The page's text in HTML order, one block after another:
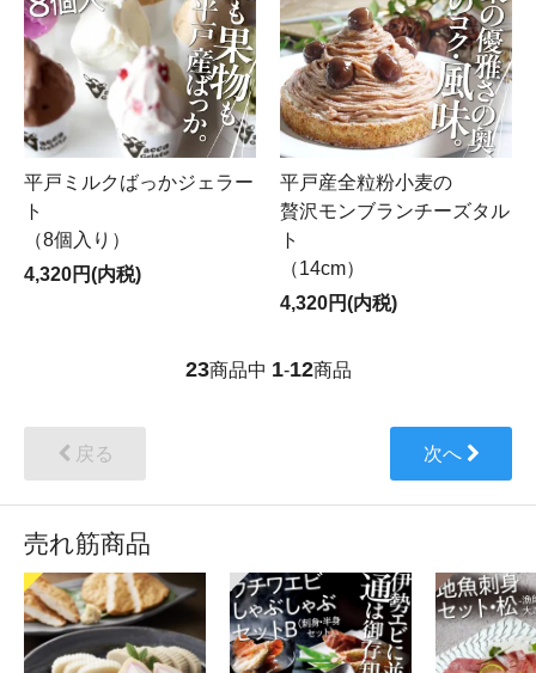
平戸ミルクばっかジェラー
ト
（8個入り）
4,320円(内税)
平戸産全粒粉小麦の
贅沢モンブランチーズタル
ト
（14cm）
4,320円(内税)
23商品中 1-12商品
戻る 次へ
売れ筋商品